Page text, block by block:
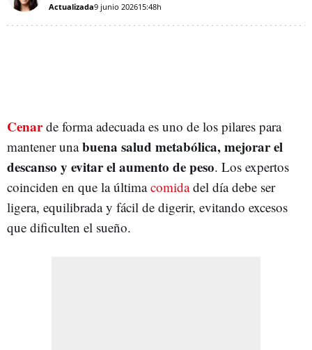
Actualizada9 junio 202615:48h
Cenar de forma adecuada es uno de los pilares para
mantener unabuena salud metabólica, mejorar el
descanso y evitar el aumento de peso. Los expertos
coinciden en que la últimacomidadel día debe ser
ligera, equilibrada y fácil de digerir, evitando excesos
que dificulten el sueño.